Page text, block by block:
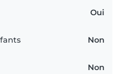
Oui
Non
Non